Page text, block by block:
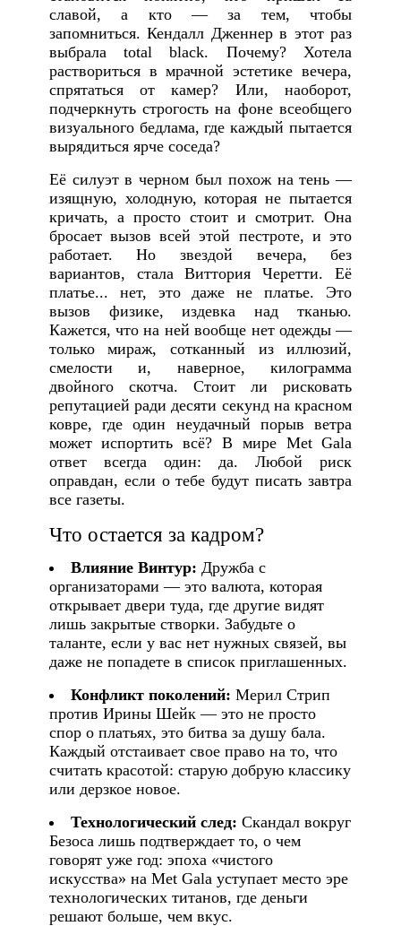
славой, а кто — за тем, чтобы
запомниться. Кендалл Дженнер в этот раз
выбрала total black. Почему? Хотела
раствориться в мрачной эстетике вечера,
спрятаться от камер? Или, наоборот,
подчеркнуть строгость на фоне всеобщего
визуального бедлама, где каждый пытается
вырядиться ярче соседа?
Её силуэт в черном был похож на тень —
изящную, холодную, которая не пытается
кричать, а просто стоит и смотрит. Она
бросает вызов всей этой пестроте, и это
работает. Но звездой вечера, без
вариантов, стала Виттория Черетти. Её
платье... нет, это даже не платье. Это
вызов физике, издевка над тканью.
Кажется, что на ней вообще нет одежды —
только мираж, сотканный из иллюзий,
смелости и, наверное, килограмма
двойного скотча. Стоит ли рисковать
репутацией ради десяти секунд на красном
ковре, где один неудачный порыв ветра
может испортить всё? В мире Met Gala
ответ всегда один: да. Любой риск
оправдан, если о тебе будут писать завтра
все газеты.
Что остается за кадром?
Влияние Винтур: Дружба с
организаторами — это валюта, которая
открывает двери туда, где другие видят
лишь закрытые створки. Забудьте о
таланте, если у вас нет нужных связей, вы
даже не попадете в список приглашенных.
Конфликт поколений: Мерил Стрип
против Ирины Шейк — это не просто
спор о платьях, это битва за душу бала.
Каждый отстаивает свое право на то, что
считать красотой: старую добрую классику
или дерзкое новое.
Технологический след: Скандал вокруг
Безоса лишь подтверждает то, о чем
говорят уже год: эпоха «чистого
искусства» на Met Gala уступает место эре
технологических титанов, где деньги
решают больше, чем вкус.